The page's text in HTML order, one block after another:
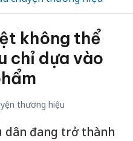
không thể
chỉ dựa vào
thương hiệu
dân đang trở thành